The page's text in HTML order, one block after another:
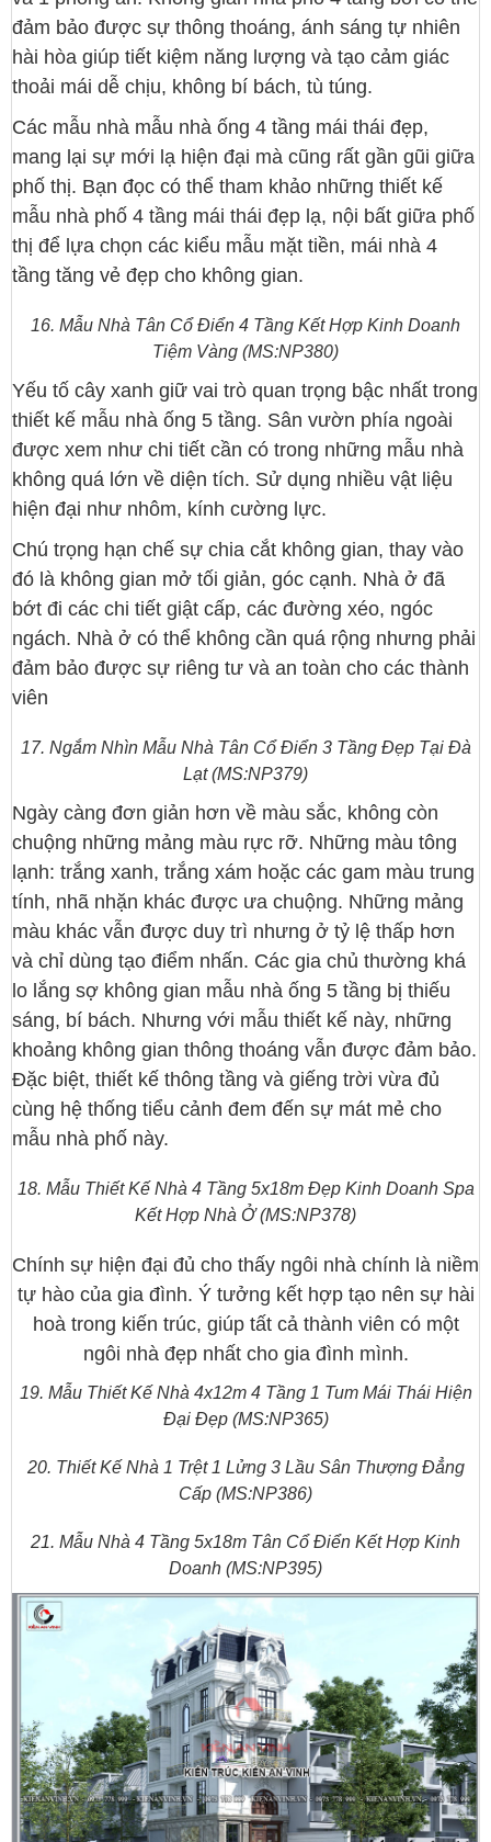
đảm bảo được sự thông thoáng, ánh sáng tự nhiên
hài hòa giúp tiết kiệm năng lượng và tạo cảm giác
thoải mái dễ chịu, không bí bách, tù túng.
Các mẫu nhà mẫu nhà ống 4 tầng mái thái đẹp,
mang lại sự mới lạ hiện đại mà cũng rất gần gũi giữa
phố thị. Bạn đọc có thể tham khảo những thiết kế
mẫu nhà phố 4 tầng mái thái đẹp lạ, nội bất giữa phố
thị để lựa chọn các kiểu mẫu mặt tiền, mái nhà 4
tầng tăng vẻ đẹp cho không gian.
16. Mẫu Nhà Tân Cổ Điển 4 Tầng Kết Hợp Kinh Doanh
Tiệm Vàng (MS:NP380)
Yếu tố cây xanh giữ vai trò quan trọng bậc nhất trong
thiết kế mẫu nhà ống 5 tầng. Sân vườn phía ngoài
được xem như chi tiết cần có trong những mẫu nhà
không quá lớn về diện tích. Sử dụng nhiều vật liệu
hiện đại như nhôm, kính cường lực.
Chú trọng hạn chế sự chia cắt không gian, thay vào
đó là không gian mở tối giản, góc cạnh. Nhà ở đã
bớt đi các chi tiết giật cấp, các đường xéo, ngóc
ngách. Nhà ở có thể không cần quá rộng nhưng phải
đảm bảo được sự riêng tư và an toàn cho các thành
viên
17. Ngắm Nhìn Mẫu Nhà Tân Cổ Điển 3 Tầng Đẹp Tại Đà
Lạt (MS:NP379)
Ngày càng đơn giản hơn về màu sắc, không còn
chuộng những mảng màu rực rỡ. Những màu tông
lạnh: trắng xanh, trắng xám hoặc các gam màu trung
tính, nhã nhặn khác được ưa chuộng. Những mảng
màu khác vẫn được duy trì nhưng ở tỷ lệ thấp hơn
và chỉ dùng tạo điểm nhấn. Các gia chủ thường khá
lo lắng sợ không gian mẫu nhà ống 5 tầng bị thiếu
sáng, bí bách. Nhưng với mẫu thiết kế này, những
khoảng không gian thông thoáng vẫn được đảm bảo.
Đặc biệt, thiết kế thông tầng và giếng trời vừa đủ
cùng hệ thống tiểu cảnh đem đến sự mát mẻ cho
mẫu nhà phố này.
18. Mẫu Thiết Kế Nhà 4 Tầng 5x18m Đẹp Kinh Doanh Spa
Kết Hợp Nhà Ở (MS:NP378)
Chính sự hiện đại đủ cho thấy ngôi nhà chính là niềm
tự hào của gia đình. Ý tưởng kết hợp tạo nên sự hài
hoà trong kiến trúc, giúp tất cả thành viên có một
ngôi nhà đẹp nhất cho gia đình mình.
19. Mẫu Thiết Kế Nhà 4x12m 4 Tầng 1 Tum Mái Thái Hiện
Đại Đẹp (MS:NP365)
20. Thiết Kế Nhà 1 Trệt 1 Lửng 3 Lầu Sân Thượng Đẳng
Cấp (MS:NP386)
21. Mẫu Nhà 4 Tầng 5x18m Tân Cổ Điển Kết Hợp Kinh
Doanh (MS:NP395)